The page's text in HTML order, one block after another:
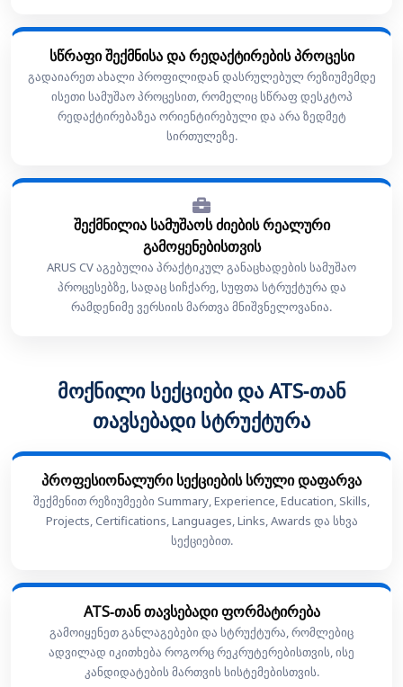
სწრაფი შექმნისა და რედაქტირების პროცესი
გადაიარეთ ახალი პროფილიდან დასრულებულ რეზიუმემდე
ისეთი სამუშაო პროცესით, რომელიც სწრაფ დესკტოპ
რედაქტირებაზეა ორიენტირებული და არა ზედმეტ
სირთულეზე.
შექმნილია სამუშაოს ძიების რეალური
გამოყენებისთვის
ARUS CV აგებულია პრაქტიკულ განაცხადების სამუშაო
პროცესებზე, სადაც სიჩქარე, სუფთა სტრუქტურა და
რამდენიმე ვერსიის მართვა მნიშვნელოვანია.
მოქნილი სექციები და ATS-თან
თავსებადი სტრუქტურა
პროფესიონალური სექციების სრული დაფარვა
შექმენით რეზიუმეები Summary, Experience, Education, Skills,
Projects, Certifications, Languages, Links, Awards და სხვა
სექციებით.
ATS-თან თავსებადი ფორმატირება
გამოიყენეთ განლაგებები და სტრუქტურა, რომლებიც
ადვილად იკითხება როგორც რეკრუტერებისთვის, ისე
კანდიდატების მართვის სისტემებისთვის.